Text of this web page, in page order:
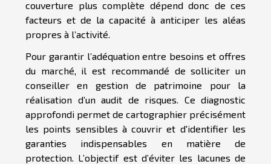
couverture plus complète dépend donc de ces
facteurs et de la capacité à anticiper les aléas
propres à l’activité.
Pour garantir l’adéquation entre besoins et offres
du marché, il est recommandé de solliciter un
conseiller en gestion de patrimoine pour la
réalisation d’un audit de risques. Ce diagnostic
approfondi permet de cartographier précisément
les points sensibles à couvrir et d'identifier les
garanties indispensables en matière de
protection. L’objectif est d’éviter les lacunes de